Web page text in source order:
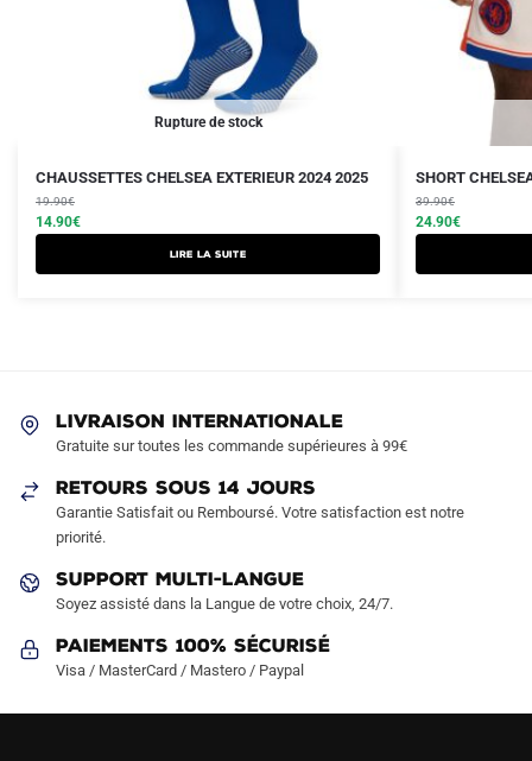
Rupture de stock
CHAUSSETTES CHELSEA EXTERIEUR 2024 2025
19.90€
Le
prix
initial
était :
14.90€
Le
prix
actuel
est :
Lire la suite
SHORT
39.90€
Le
prix
initial
était :
24.90€
Le
prix
actuel
est :
Ce
produit
a
page
LIVRAISON INTERNATIONALE
Gratuite sur toutes les commande supérieures à 99€
RETOURS SOUS 14 JOURS
Garantie Satisfait ou Remboursé. Votre satisfaction est notre
priorité.
SUPPORT MULTI-LANGUE
Soyez assisté dans la Langue de votre choix, 24/7.
Paiements 100% Sécurisé
Visa / MasterCard / Mastero / Paypal